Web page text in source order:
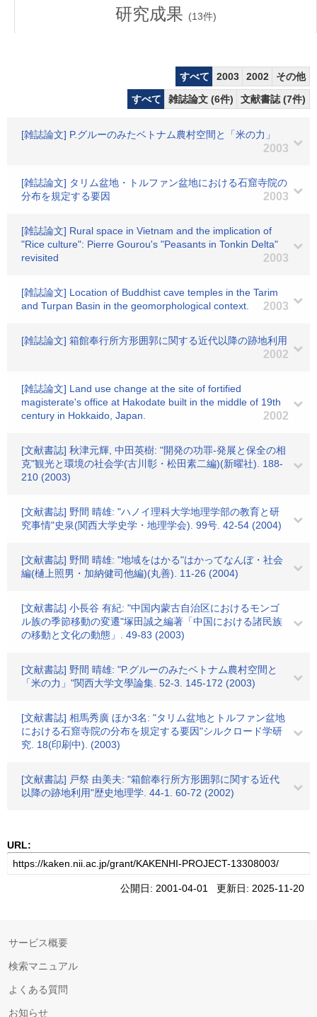
研究成果 (13件)
すべて 2003 2002
その他
すべて
雑誌論文 (6件) 文献書誌 (7件)
[雑誌論文] P.グルーのみたベトナム農村空間と「米の力」
2003
[雑誌論文] タリム盆地・トルファン盆地における石窟寺院の
分布を規定する要因
2003
[雑誌論文] Rural space in Vietnam and the implication of
"Rice culture": Pierre Gourou's "Peasants in Tonkin Delta"
revisited
2003
[雑誌論文] Location of Buddhist cave temples in the Tarim
and Turpan Basin in the geomorphological context.
2003
[雑誌論文] 箱館奉行所方形囲郭に関する近代以降の跡地利用
2002
[雑誌論文] Land use change at the site of fortified
magisterate's office at Hakodate built in the middle of 19th
century in Hokkaido, Japan.
2002
[文献書誌] 秋津元輝, 中田英樹: "開発の功罪-発展と保全の相
克"観光と環境の社会学(古川彰・松田素二編)(新曜社). 188-
210 (2003)
[文献書誌] 野間 晴雄: "ハノイ理科大学地理学部の教育と研
究事情"史泉(関西大学史学・地理学会). 99号. 42-54 (2004)
[文献書誌] 野間 晴雄: "地域をはかる"はかってなんぼ・社会
編(樋上照男・加納健司他編)(丸善). 11-26 (2004)
[文献書誌] 小長谷 有紀: "中国内蒙古自治区におけるモンゴ
ル族の季節移動の変遷"塚田誠之編著「中国における諸民族
の移動と文化の動態」. 49-83 (2003)
[文献書誌] 野間 晴雄: "P.グルーのみたベトナム農村空間と
「米の力」"関西大学文學論集. 52-3. 145-172 (2003)
[文献書誌] 相馬秀廣 ほか3名: "タリム盆地とトルファン盆地
における石窟寺院の分布を規定する要因"シルクロード学研
究. 18(印刷中). (2003)
[文献書誌] 戸祭 由美夫: "箱館奉行所方形囲郭に関する近代
以降の跡地利用"歴史地理学. 44-1. 60-72 (2002)
URL:
公開日: 2001-04-01 更新日: 2025-11-20
サービス概要
検索マニュアル
よくある質問
お知らせ